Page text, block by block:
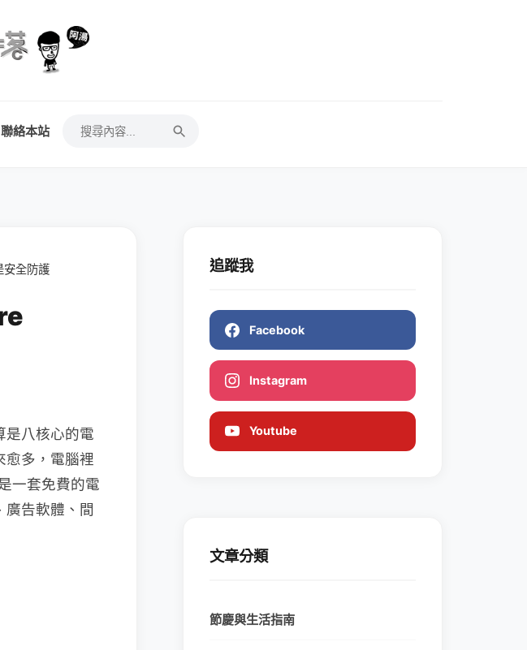
聯絡本站
全防護
是八核心的電
愈多，電腦裡
一套免費的電
告軟體、間
追蹤我
Facebook
Instagram
Youtube
文章分類
節慶與生活指南